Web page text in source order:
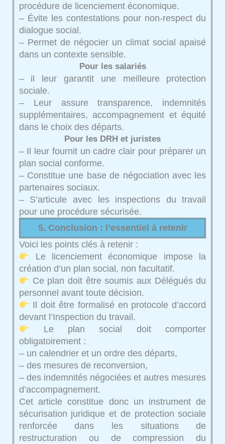
procédure de licenciement économique.
– Évite les contestations pour non-respect du
dialogue social.
– Permet de négocier un climat social apaisé
dans un contexte sensible.
Pour les salariés
– il leur garantit une meilleure protection
sociale.
– Leur assure transparence, indemnités
supplémentaires, accompagnement et équité
dans le choix des départs.
Pour les DRH et juristes
– Il leur fournit un cadre clair pour préparer un
plan social conforme.
– Constitue une base de négociation avec les
partenaires sociaux.
– S’articule avec les inspections du travail
pour une procédure sécurisée.
5. Conclusion : l’essentiel à retenir
Voici les points clés à retenir :
Le licenciement économique impose la
création d’un plan social, non facultatif.
Ce plan doit être soumis aux Délégués du
personnel avant toute décision.
Il doit être formalisé en protocole d’accord
devant l’Inspection du travail.
Le plan social doit comporter
obligatoirement :
– un calendrier et un ordre des départs,
– des mesures de reconversion,
– des indemnités négociées et autres mesures
d’accompagnement.
Cet article constitue donc un instrument de
sécurisation juridique et de protection sociale
renforcée dans les situations de
restructuration ou de compression du